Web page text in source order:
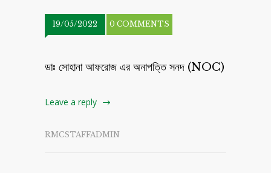
19/05/2022 0 COMMENTS
ডাঃ সোহানা আফরোজ এর অনাপত্তি সনদ (NOC)
Leave a reply
RMCSTAFFADMIN